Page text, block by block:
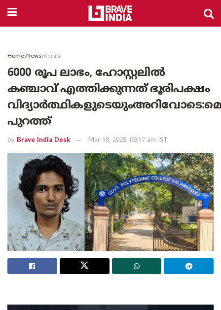
Home News Kerala
6000 രൂപ ലാഭം, ഹോസ്റ്റലില്‍
കഞ്ചാവ് എത്തിക്കുന്നത് ഭൂരിപക്ഷം
പുറത്ത്
by Brave India Desk Mar 18, 2025, 09:17 am IST